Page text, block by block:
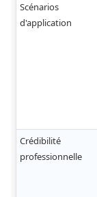
Scénarios
d'application
Crédibilité
professionnelle